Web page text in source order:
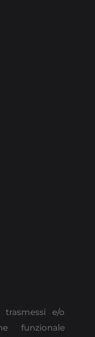
e/o
funzionale